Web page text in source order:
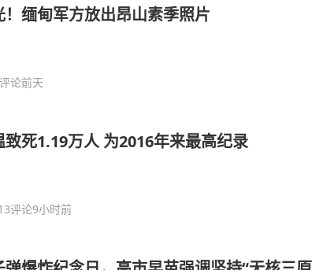
！缅甸军方放出昂山素季照片
论前天
致死1.19万人 为2016年来最高纪录
评论9小时前